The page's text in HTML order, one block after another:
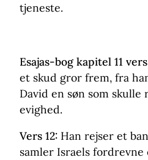
tjeneste.
Esajas-bog kapitel 11 vers
et skud gror frem, fra
David en søn som
evighed.
Vers 12: Han rejser et
samler Israels fordrevne